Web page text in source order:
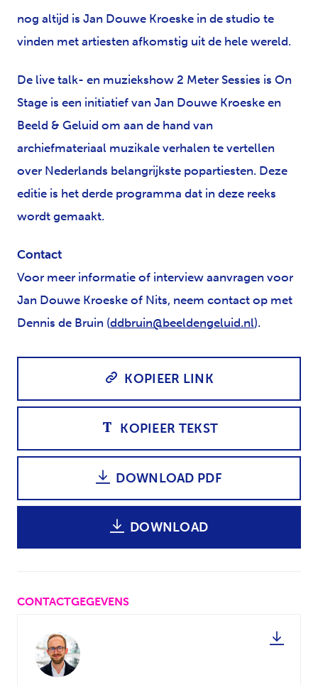
nog altijd is Jan Douwe Kroeske in de studio te
vinden met artiesten afkomstig uit de hele wereld.
De live talk- en muziekshow 2 Meter Sessies is On
Stage is een initiatief van Jan Douwe Kroeske en
Beeld & Geluid om aan de hand van
archiefmateriaal muzikale verhalen te vertellen
over Nederlands belangrijkste popartiesten. Deze
editie is het derde programma dat in deze reeks
wordt gemaakt.
Contact
Voor meer informatie of interview aanvragen voor
Jan Douwe Kroeske of Nits, neem contact op met
Dennis de Bruin (ddbruin@beeldengeluid.nl).
KOPIEER LINK
KOPIEER TEKST
DOWNLOAD PDF
DOWNLOAD
CONTACTGEGEVENS